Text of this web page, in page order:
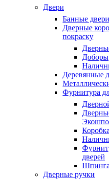
Двери
Банные двери
Дверные
покраску
Доборы
Деревянные
Фурнитура
дверей
Дверные ручки